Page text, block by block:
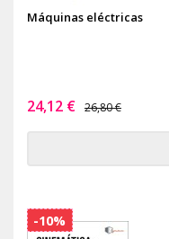
Máquinas eléctricas
24,12 € 26,80 €
-10%